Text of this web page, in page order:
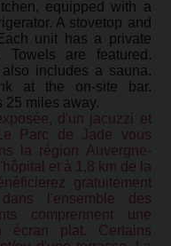
equipped with a
A stovetop and
unit has a private
Towels are featured.
includes a sauna.
at the on-site bar.
25 miles away.
d'un jacuzzi et
Parc de Jade vous
la région Auvergne-
et à 1,8 km de la
gratuitement
l'ensemble des
comprennent une
écran plat. Certains